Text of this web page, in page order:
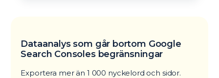
Dataanalys som går bortom Google
Search Consoles begränsningar
Exportera mer än 1 000 nyckelord och sidor.